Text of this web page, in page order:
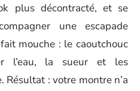
plus décontracté, et se
une escapade
mouche : le caoutchouc
l’eau, la sueur et les
: votre montre n’a